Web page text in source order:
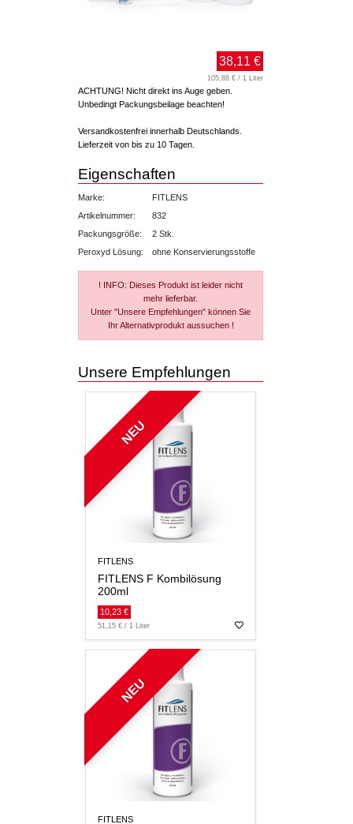
38,11 €
105,88 € / 1 Liter
ACHTUNG! Nicht direkt ins Auge geben.
Unbedingt Packungsbeilage beachten!
Versandkostenfrei innerhalb Deutschlands.
Lieferzeit von bis zu 10 Tagen.
Eigenschaften
Marke:
FITLENS
Artikelnummer:
832
Packungsgröße:
2 Stk.
Peroxyd Lösung:
ohne Konservierungsstoffe
! INFO: Dieses Produkt ist leider nicht
mehr lieferbar.
Unter "Unsere Empfehlungen" können Sie
Ihr Alternativprodukt aussuchen !
Unsere Empfehlungen
NEU
FITLENS
FITLENS F Kombilösung
200ml
10,23 €
51,15 € / 1 Liter
NEU
FITLENS